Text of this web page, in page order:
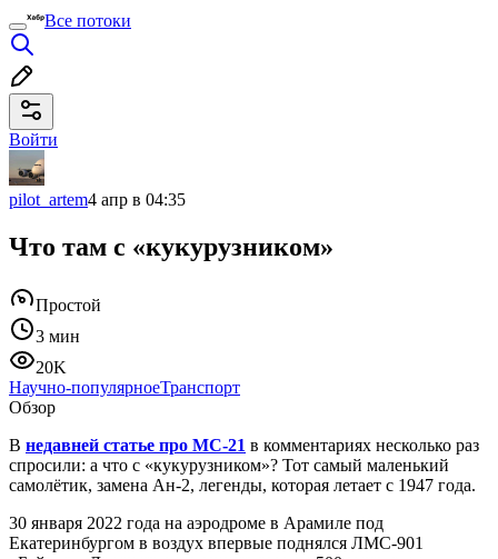
Все потоки
Войти
pilot_artem4 апр в 04:35
Что там с «кукурузником»
Простой
3 мин
20K
Научно-популярноеТранспорт
Обзор
В недавней статье про МС-21 в комментариях несколько раз
спросили: а что с «кукурузником»? Тот самый маленький
самолётик, замена Ан-2, легенды, которая летает с 1947 года.
30 января 2022 года на аэродроме в Арамиле под
Екатеринбургом в воздух впервые поднялся ЛМС-901